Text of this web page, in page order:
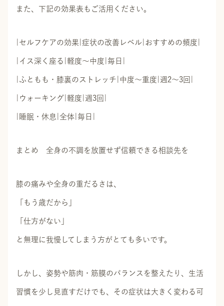
また、下記の効果表もご活用ください。
|セルフケアの効果|症状の改善レベル|おすすめの頻度|
|イス深く座る|軽度～中度|毎日|
|ふともも・膝裏のストレッチ|中度～重度|週2～3回|
|ウォーキング|軽度|週3回|
|睡眠・休息|全体|毎日|
まとめ 全身の不調を放置せず信頼できる相談先を
膝の痛みや全身の重だるさは、
「もう歳だから」
「仕方がない」
と無理に我慢してしまう方がとても多いです。
しかし、姿勢や筋肉・筋膜のバランスを整えたり、生活
習慣を少し見直すだけでも、その症状は大きく変わる可